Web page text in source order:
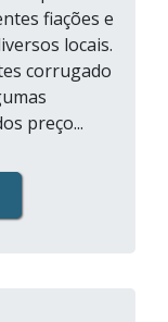
fiações e
locais.
corrugado
preço...